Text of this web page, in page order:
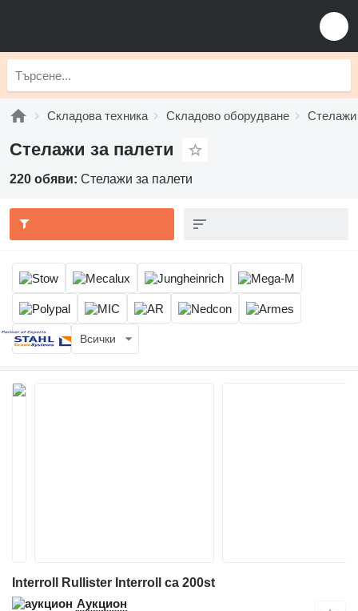
Складова техника Складово оборудване Стелажи
Стелажи за палети
220 обяви: Стелажи за палети
Всички
Interroll Rullister Interroll ca 200st
Аукцион